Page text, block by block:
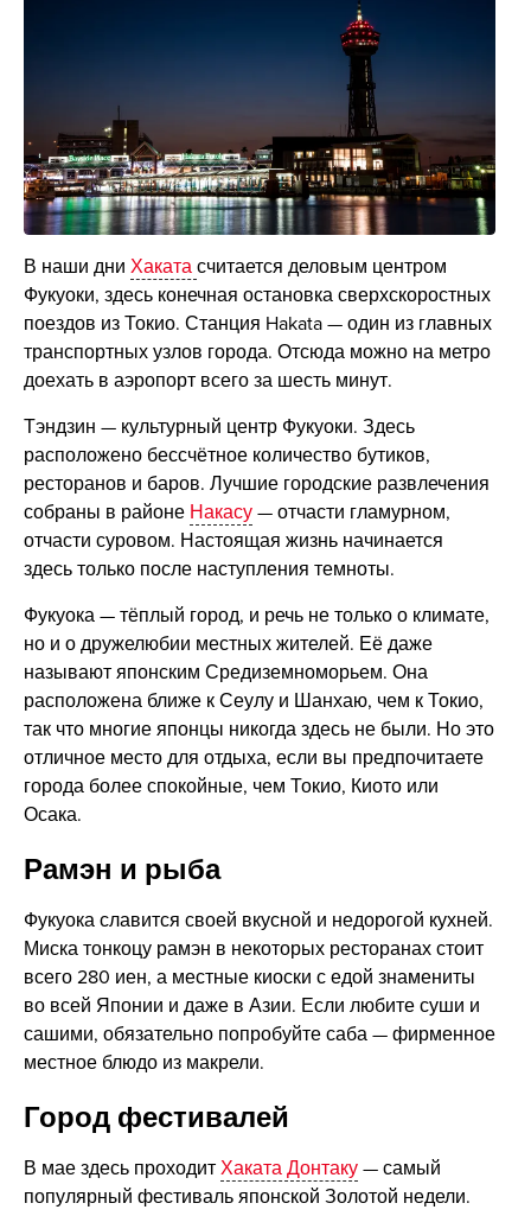
В наши дни Хаката считается деловым центром
Фукуоки, здесь конечная остановка сверхскоростных
поездов из Токио. Станция Hakata — один из главных
транспортных узлов города. Отсюда можно на метро
доехать в аэропорт всего за шесть минут.
Тэндзин — культурный центр Фукуоки. Здесь
расположено бессчётное количество бутиков,
ресторанов и баров. Лучшие городские развлечения
собраны в районе Накасу— отчасти гламурном,
отчасти суровом. Настоящая жизнь начинается
здесь только после наступления темноты.
Фукуока — тёплый город, и речь не только о климате,
но и о дружелюбии местных жителей. Её даже
называют японским Средиземноморьем. Она
расположена ближе к Сеулу и Шанхаю, чем к Токио,
так что многие японцы никогда здесь не были. Но это
отличное место для отдыха, если вы предпочитаете
города более спокойные, чем Токио, Киото или
Осака.
Рамэн и рыба
Фукуока славится своей вкусной и недорогой кухней.
Миска тонкоцу рамэн в некоторых ресторанах стоит
всего 280 иен, а местные киоски с едой знамениты
во всей Японии и даже в Азии. Если любите суши и
сашими, обязательно попробуйте саба — фирменное
местное блюдо из макрели.
Город фестивалей
В мае здесь проходит Хаката Донтаку— самый
популярный фестиваль японской Золотой недели.